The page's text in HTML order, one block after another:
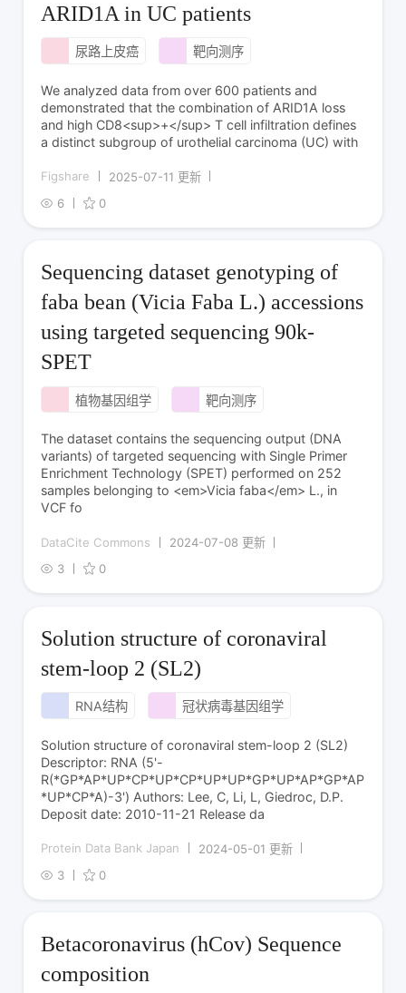
ARID1A in UC patients
尿路上皮癌 靶向测序
We analyzed data from over 600 patients and
demonstrated that the combination of ARID1A loss
and high CD8<sup>+</sup> T cell infiltration defines
a distinct subgroup of urothelial carcinoma (UC) with
Figshare
2025-07-11 更新
6
0
Sequencing dataset genotyping of
faba bean (Vicia Faba L.) accessions
using targeted sequencing 90k-
SPET
植物基因组学 靶向测序
The dataset contains the sequencing output (DNA
variants) of targeted sequencing with Single Primer
Enrichment Technology (SPET) performed on 252
samples belonging to <em>Vicia faba</em> L., in
VCF fo
DataCite Commons
2024-07-08 更新
3
0
Solution structure of coronaviral
stem-loop 2 (SL2)
RNA结构 冠状病毒基因组学
Solution structure of coronaviral stem-loop 2 (SL2)
Descriptor: RNA (5'-
R(*GP*AP*UP*CP*UP*CP*UP*UP*GP*UP*AP*GP*AP
*UP*CP*A)-3') Authors: Lee, C, Li, L, Giedroc, D.P.
Deposit date: 2010-11-21 Release da
Protein Data Bank Japan
2024-05-01 更新
3
0
Betacoronavirus (hCov) Sequence
composition